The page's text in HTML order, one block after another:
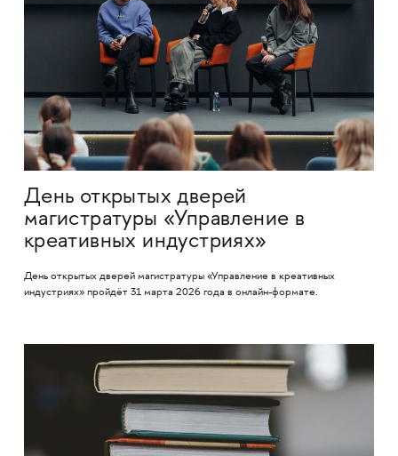
День открытых дверей
магистратуры «Управление в
креативных индустриях»
День открытых дверей магистратуры «Управление в креативных
индустриях» пройдёт 31 марта 2026 года в онлайн-формате.